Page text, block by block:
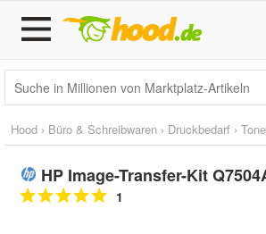
Hood › Büro & Schreibwaren › Druckbedarf ›
HP Image-Transfer-Kit
1